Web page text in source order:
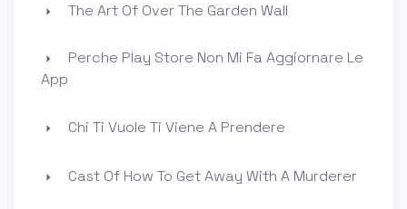
The Art Of Over The Garden Wall
Perche Play Store Non Mi Fa Aggiornare Le
App
Chi Ti Vuole Ti Viene A Prendere
Cast Of How To Get Away With A Murderer